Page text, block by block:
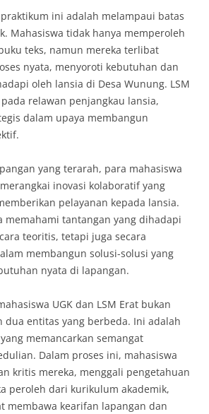
ini adalah melampaui batas
Mahasiswa tidak hanya memperoleh
teks, namun mereka terlibat
nyata, menyoroti kebutuhan dan
oleh lansia di Desa Wunung. LSM
relawan penjangkau lansia,
dalam upaya membangun
yang terarah, para mahasiswa
inovasi kolaboratif yang
pelayanan kepada lansia.
memahami tantangan yang dihadapi
teoritis, tetapi juga secara
membangun solusi-solusi yang
nyata di lapangan.
UGK dan LSM Erat bukan
dua entitas yang berbeda. Ini adalah
memancarkan semangat
Dalam proses ini, mahasiswa
kritis mereka, menggali pengetahuan
peroleh dari kurikulum akademik,
membawa kearifan lapangan dan